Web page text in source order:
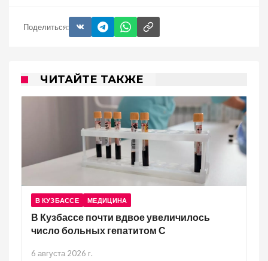
Поделиться:
ЧИТАЙТЕ ТАКЖЕ
В КУЗБАССЕ МЕДИЦИНА
В Кузбассе почти вдвое увеличилось
число больных гепатитом С
6 августа 2026 г.